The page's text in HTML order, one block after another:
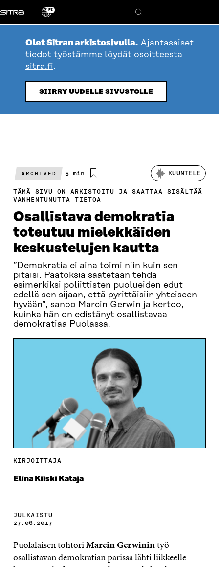
suoraan
sisältöön
Vaihda
kieli
FI
Hae
Olet Sitran arkistosivulla. Ajantasaiset
tiedot työstämme löydät osoitteesta
sitra.fi.
SIIRRY UUDELLE SIVUSTOLLE
ARCHIVED
Arvioitu
5 min KUUNTELE
TÄMÄ SIVU ON ARKISTOITU JA SAATTAA SISÄLTÄÄ
VANHENTUNUTTA TIETOA
Osallistava demokratia
toteutuu mielekkäiden
keskustelujen kautta
”Demokratia ei aina toimi niin kuin sen
pitäisi. Päätöksiä saatetaan tehdä
esimerkiksi poliittisten puolueiden edut
edellä sen sijaan, että pyrittäisiin yhteiseen
hyvään”, sanoo Marcin Gerwin ja kertoo,
kuinka hän on edistänyt osallistavaa
demokratiaa Puolassa.
KIRJOITTAJA
Elina Kiiski Kataja
JULKAISTU
27.06.2017
Puolalaisen tohtoriMarcin Gerwinintyö
osallistavan demokratian parissa lähti liikkeelle